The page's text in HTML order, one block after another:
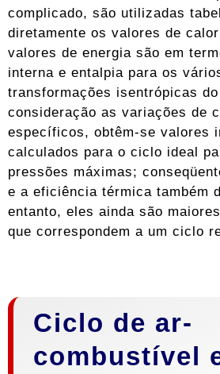
complicado, são utilizadas
diretamente os valores de
valores de energia são em
interna e entalpia para os
transformações isentrópicas
consideração as variações de
específicos, obtêm-se valores
calculados para o ciclo ideal
pressões máximas;
e a eficiência térmica também
entanto, eles ainda são
que correspondem a um ciclo
Ciclo de ar-
combustível